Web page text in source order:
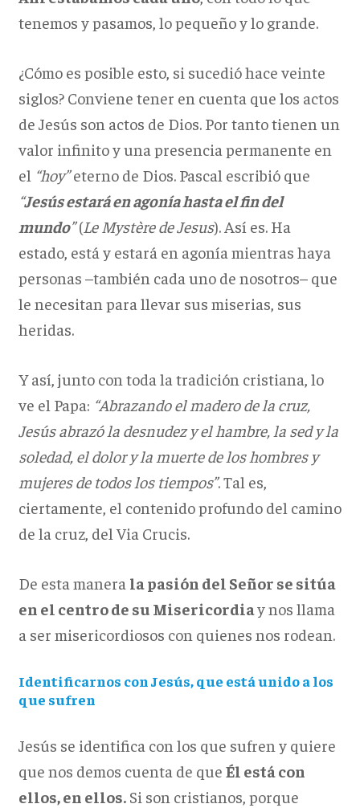
tenemos y pasamos, lo pequeño y lo grande.
¿Cómo es posible esto, si sucedió hace veinte
siglos? Conviene tener en cuenta que los actos
de Jesús son actos de Dios. Por tanto tienen un
valor infinito y una presencia permanente en
el “hoy”eterno de Dios. Pascal escribió que
“Jesús estará en agonía hasta el fin del
mundo”(Le Mystère de Jesus). Así es. Ha
estado, está y estará en agonía mientras haya
personas –también cada uno de nosotros– que
le necesitan para llevar sus miserias, sus
heridas.
Y así, junto con toda la tradición cristiana, lo
ve el Papa: “Abrazando el madero de la cruz,
Jesús abrazó la desnudez y el hambre, la sed y la
soledad, el dolor y la muerte de los hombres y
mujeres de todos los tiempos”. Tal es,
ciertamente, el contenido profundo del camino
de la cruz, del Via Crucis.
De esta manera la pasión del Señor se sitúa
en el centro de su Misericordiay nos llama
a ser misericordiosos con quienes nos rodean.
Identificarnos con Jesús, que está unido a los
que sufren
Jesús se identifica con los que sufren y quiere
que nos demos cuenta de que Él está con
ellos, en ellos.Si son cristianos, porque